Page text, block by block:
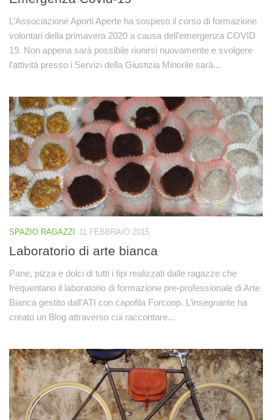
L’Associazione Aporti Aperte ha sospeso il corso di formazione
volontari della primavera 2020 a causa dell’emergenza COVID
19. Non appena sarà possibile riunirsi nuovamente e svolgere
l’attività presso i Servizi della Giustizia Minorile sarà...
SPAZIO RAGAZZI 11 FEBBRAIO 2015
Laboratorio di arte bianca
Pane, pizza e dolci di tutti i tipi realizzati dalle ragazze che
frequentano il laboratorio di formazione pre-professionale di Arte
Bianca gestito dall’ATI con capofila Forcoop. L’insegnante ha
creato un Blog attraverso cui raccontare...